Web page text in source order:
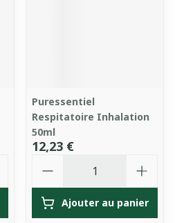
Puressentiel
Respitatoire Inhalation
50ml
12,23 €
Ajouter au panier